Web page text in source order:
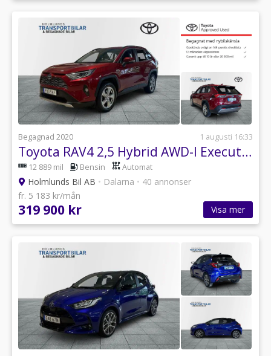
Begagnad 2020 1 augusti 16:33
Toyota RAV4 2,5 Hybrid AWD-I Executive Premium Vinterhjul
12 889 mil Bensin Automat
Holmlunds Bil AB • Dalarna • 40 annonser
fr. 5 183 kr/mån
319 900 kr Visa mer